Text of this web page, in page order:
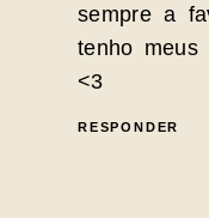
sempre a
tenho meus
<3
RESPONDER